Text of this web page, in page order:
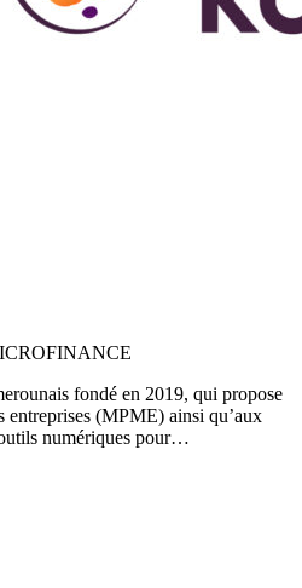
fondé en 2019, qui propose
entreprises (MPME) ainsi qu’aux
numériques pour…